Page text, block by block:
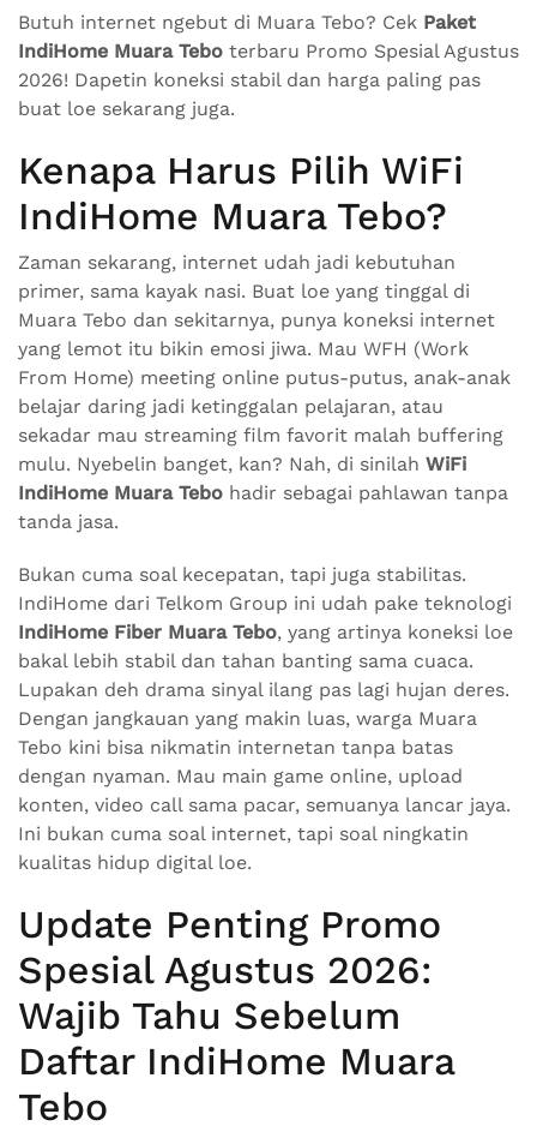
Butuh internet ngebut di Muara Tebo? Cek Paket
IndiHome Muara Tebo terbaru Promo Spesial Agustus
2026! Dapetin koneksi stabil dan harga paling pas
buat loe sekarang juga.
Kenapa Harus Pilih WiFi
IndiHome Muara Tebo?
Zaman sekarang, internet udah jadi kebutuhan
primer, sama kayak nasi. Buat loe yang tinggal di
Muara Tebo dan sekitarnya, punya koneksi internet
yang lemot itu bikin emosi jiwa. Mau WFH (Work
From Home) meeting online putus-putus, anak-anak
belajar daring jadi ketinggalan pelajaran, atau
sekadar mau streaming film favorit malah buffering
mulu. Nyebelin banget, kan? Nah, di sinilah WiFi
IndiHome Muara Tebo hadir sebagai pahlawan tanpa
tanda jasa.
Bukan cuma soal kecepatan, tapi juga stabilitas.
IndiHome dari Telkom Group ini udah pake teknologi
IndiHome Fiber Muara Tebo, yang artinya koneksi loe
bakal lebih stabil dan tahan banting sama cuaca.
Lupakan deh drama sinyal ilang pas lagi hujan deres.
Dengan jangkauan yang makin luas, warga Muara
Tebo kini bisa nikmatin internetan tanpa batas
dengan nyaman. Mau main game online, upload
konten, video call sama pacar, semuanya lancar jaya.
Ini bukan cuma soal internet, tapi soal ningkatin
kualitas hidup digital loe.
Update Penting Promo
Spesial Agustus 2026:
Wajib Tahu Sebelum
Daftar IndiHome Muara
Tebo